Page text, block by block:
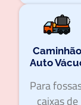
Caminhão
Auto
Para
caixas de